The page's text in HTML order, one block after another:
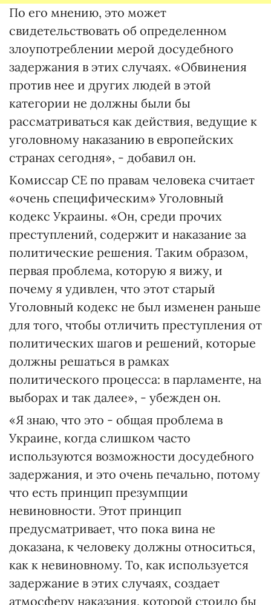
По его мнению, это может
свидетельствовать об определенном
злоупотреблении мерой досудебного
задержания в этих случаях. «Обвинения
против нее и других людей в этой
категории не должны были бы
рассматриваться как действия, ведущие к
уголовному наказанию в европейских
странах сегодня», - добавил он.
Комиссар СЕ по правам человека считает
«очень специфическим» Уголовный
кодекс Украины. «Он, среди прочих
преступлений, содержит и наказание за
политические решения. Таким образом,
первая проблема, которую я вижу, и
почему я удивлен, что этот старый
Уголовный кодекс не был изменен раньше
для того, чтобы отличить преступления от
политических шагов и решений, которые
должны решаться в рамках
политического процесса: в парламенте, на
выборах и так далее», - убежден он.
«Я знаю, что это - общая проблема в
Украине, когда слишком часто
используются возможности досудебного
задержания, и это очень печально, потому
что есть принцип презумпции
невиновности. Этот принцип
предусматривает, что пока вина не
доказана, к человеку должны относиться,
как к невиновному. То, как используется
задержание в этих случаях, создает
атмосферу наказания, которой стоило бы